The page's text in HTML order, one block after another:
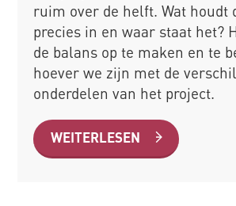
ruim over de helft. Wat houdt
precies in en waar staat het?
de balans op te maken en te
hoever we zijn met de
onderdelen van het project.
WEITERLESEN